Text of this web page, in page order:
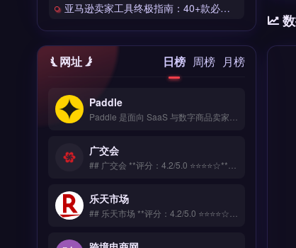
亚马逊卖家工具终极指南：40+款必备工具全链路解析
网址 日榜 周榜 月榜
Paddle
广交会
乐天市场